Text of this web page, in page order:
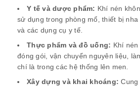
Y tế và dược phẩm: Khí nén
sử dụng trong phòng mổ, thiết bị
và các dụng cụ y tế.
Thực phẩm và đồ uống: Khí
đóng gói, vận chuyển nguyên liệu,
chí là trong các hệ thống lên men.
Xây dựng và khai khoáng: Cung